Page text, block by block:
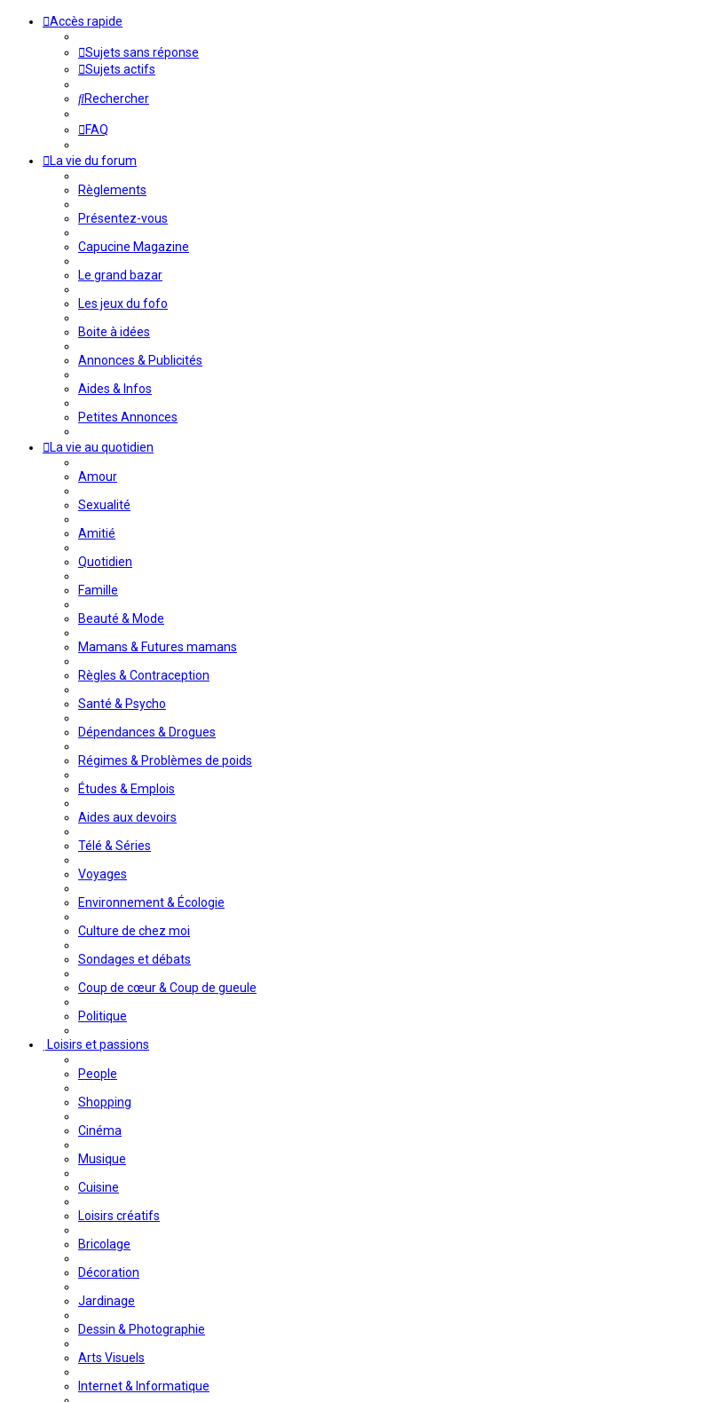
Accès rapide
Sujets sans réponse
Sujets actifs
Rechercher
FAQ
La vie du forum
Règlements
Présentez-vous
Capucine Magazine
Le grand bazar
Les jeux du fofo
Boite à idées
Annonces & Publicités
Aides & Infos
Petites Annonces
La vie au quotidien
Amour
Sexualité
Amitié
Quotidien
Famille
Beauté & Mode
Mamans & Futures mamans
Règles & Contraception
Santé & Psycho
Dépendances & Drogues
Régimes & Problèmes de poids
Études & Emplois
Aides aux devoirs
Télé & Séries
Voyages
Environnement & Écologie
Culture de chez moi
Sondages et débats
Coup de cœur & Coup de gueule
Politique
Loisirs et passions
People
Shopping
Cinéma
Musique
Cuisine
Loisirs créatifs
Bricolage
Décoration
Jardinage
Dessin & Photographie
Arts Visuels
Internet & Informatique